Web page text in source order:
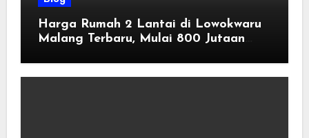
Harga Rumah 2 Lantai di Lowokwaru
Malang Terbaru, Mulai 800 Jutaan